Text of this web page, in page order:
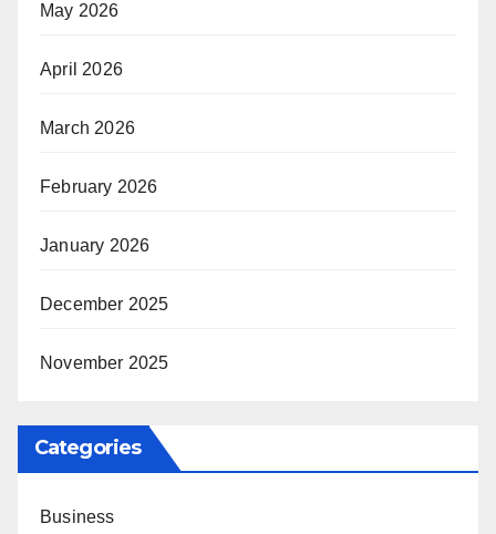
May 2026
April 2026
March 2026
February 2026
January 2026
December 2025
November 2025
Categories
Business